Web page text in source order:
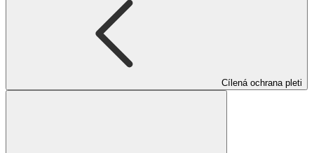
Cílená ochrana pleti